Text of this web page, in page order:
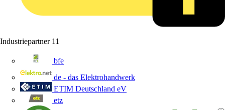
Industriepartner 11
bfe
de - das Elektrohandwerk
ETIM Deutschland eV
etz